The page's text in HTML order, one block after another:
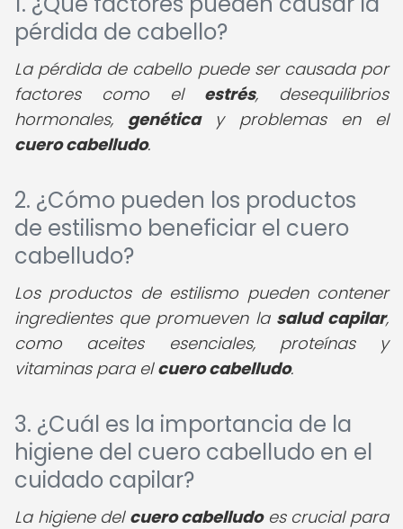
pérdida de cabello?
La pérdida de cabello puede ser causada por
factores como el estrés, desequilibrios
hormonales, genéticay problemas en el
cuero cabelludo.
2. ¿Cómo pueden los productos
de estilismo beneficiar el cuero
cabelludo?
Los productos de estilismo pueden contener
ingredientes que promueven la salud capilar,
como aceites esenciales, proteínas y
vitaminas para elcuero cabelludo.
3. ¿Cuál es la importancia de la
higiene del cuero cabelludo en el
cuidado capilar?
La higiene del cuero cabelludoes crucial para